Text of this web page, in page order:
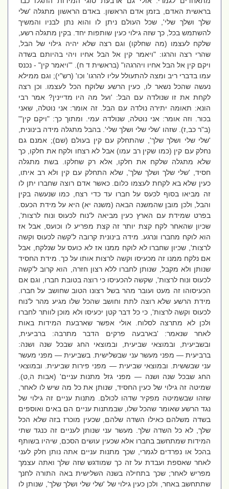
בראשית האדם, בזמן אדם הראשון. באדם הראשון מתגלה 'שלי
שלך ושלך שלי', שכל העולם ניתן לו והוא נתן לבניו והמשיך
להשתמש בכל, כך שזה גילוי כעין שותפות יחד. בקין מתגלה רשע,
שלקח לעצמו (מה שחלקו) וגם רצה שלא יהיה גילוי של הבל,
שהרי רצה והרגו: "ויאמר קין אל הבל אחיו ויהי בהיותם בשדה
ויקם קין אל הבל אחיו ויהרגהו" (בראשית ד ח). '"ויאמר קין" - נכנס
עמו בדברי ריב ומצה להתעולל עליו להרגו' וכו' (רש"י); וגם ממילא
נעשה שהכל נשאר לו, כעין הרשע שלוקח הכל לעצמו. וכן רצה
לקחת את זו שנולדה עם הבל: 'ועל מה היו מדיינין? אמר רבי
הונא: תאומה יתירה נולדה עם הבל. זה אומר: אני נוטלה, שאני
בכור. וזה אומר: אני נוטלה, שנולדה עמי. ומתוך כך: "ויקם קין"'
(ב"ר כב,ז). שזהו 'שלי שלי ושלך שלי'. בהבל מתגלה מידה בינונית,
'שלי שלי ושלך שלך', שהתחלק עם קין בעולם (שם); אמנם גם
נחלק עם קין (כמו שקין רב עמו) אבל לא רצחו ולקח את חלקו, כך
שלא מתגלה שלקח את חלקו, אלא רק שחלקו. בשת מתגלה
חסיד, 'שלי שלך ושלך שלך', שלא התחלק עם קין ולא רב איתו,
כעין שלא בא לקחת לעצמו כלום. כאשר אדם רוצה שחברו יתן לו
זה מביאו בסוף לכעס על חברו עד כדי רצח, כמו שנעשה בקין
והבל, ולכן מובן שהמשנה הבאה (משנה יא) היא על מידת הכעס.
בפרט שמידת עם הארץ כעין מביאה ל'נוח לכעוס ונוח לרצות',
שכיון שהאחר לקח קצת יותר זה קצת מפריע לו וכועס, אבל אז
הוא לוקח מחברו ונרגע. מידה בינונית קרובה ל'קשה לכעוס וקשה
לרצות', שכיון שחברו לא לוקח ממנו אז לא כועס על שנלקח, אבל
אם נלקח ממנו זה מכעיסו וקשה לרצות אותו על כך. מידת החסיד
שנותן ולא מקבל, שנותן לחברו ללא רצון חזרה, הוא קרוב ל'קשה
לכעוס ונוח לרצות', שקשה להכעיסו כי רוצה בטובת חברו, וגם אם
הכעיסוהו זה מעט ועובר מהר בשל רצונו הטוב שחושב על חברו.
מידת הרשע שלא רוצה לתת וחושב שהכל שלו מגיע מהר ל'נוח
לכעוס וקשה לרצות', כי כל דבר קטן יכעיסו ולא מוכן לוותר לחברו
ולכן לא מתרצה לסלוח. אולי אפשר שארבעת המידות באות
לאחר שנאמר: 'בארבעה פרקים הדבר מתרבה: ברביעית,
ובשביעית, ובמוצאי שביעית, ובמוצאי החג שבכל שנה ושנה:
ברביעית — מפני מעשר עני שבשלישית. בשביעית — מפני מעשר
עני שבששית. ובמוצאי שביעית — מפני פירות שביעית. ובמוצאי
החג שבכל שנה ושנה — מפני גזל מתנות עניים' (אבות ה,ט).
שמיטה זה גילוי של כעין החסיד, שנותן את כל מה שיש לו לאחר,
שזהו שבשמיטה מפקיר שדהו לכולם. מתנות עניים זה גילוי של
נגד הרשע שאומר שהכל שלו, שבמתנות עניים הם באים ואוספים
בשדה משלהם כאילו השדה שלהם, שכעין מוכרז בזה שלא הכל
שלך, לא כל השדה שלך. מעשר עני שנותן לעניים זה כנגד שתי
המידות שמתחשב בחברו אלא שכעין עושים הסכם, שיהיו בשותף
בהכל או נפרדים לגמרי, שכך מתנות עניים אתה נותן חלק לעני
לאחר שאספת ועבדת על זה כך שמודגש שזה שלך ואתה עצמך
מפריש לאחר; שכך בתחילה בשנה השלישית באה התורה לחנך
שתתחשב באחר, ולכן כעין גילוי של 'שלי שלי ושלך שלך', שנותן לו